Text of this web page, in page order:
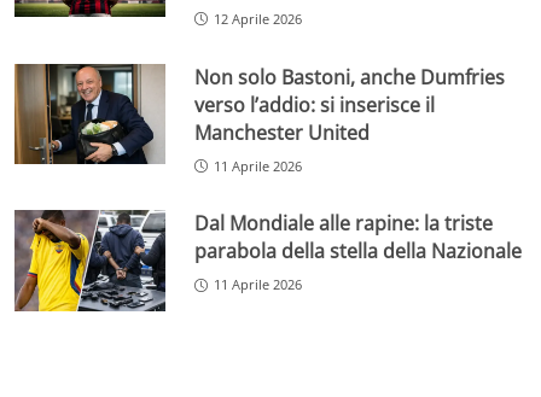
12 Aprile 2026
Non solo Bastoni, anche Dumfries
verso l’addio: si inserisce il
Manchester United
11 Aprile 2026
Dal Mondiale alle rapine: la triste
parabola della stella della Nazionale
11 Aprile 2026